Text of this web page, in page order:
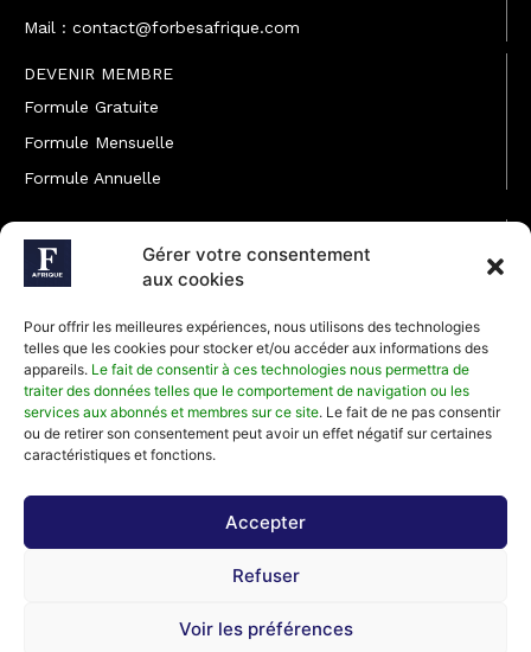
Gérer votre consentement
aux cookies
Pour offrir les meilleures expériences, nous utilisons des technologies
telles que les cookies pour stocker et/ou accéder aux informations des
appareils. Le fait de consentir à ces technologies nous permettra de
traiter des données telles que le comportement de navigation ou les
services aux abonnés et membres sur ce site. Le fait de ne pas consentir
ou de retirer son consentement peut avoir un effet négatif sur certaines
caractéristiques et fonctions.
Accepter
Refuser
Voir les préférences
Mail : contact@forbesafrique.com
DEVENIR MEMBRE
Formule Gratuite
Formule Mensuelle
Formule Annuelle
JOINDRE L'ÉQUIPE
Rédaction
Développement commercial
Communiquer avec Forbes Afrique
Média Kit 2026
Abonnez-vous à la newsletter de Forbes Afrique et recevez
régulièrement nos meilleurs articles